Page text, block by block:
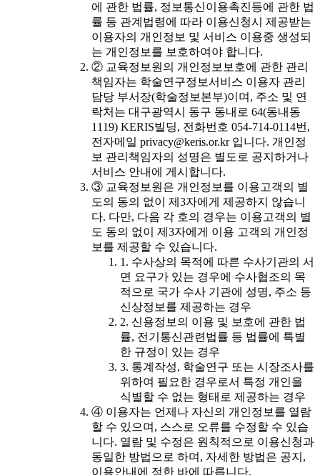
에 관한 법률, 정보통신이용촉진등에 관한 법
률 등 관계법령에 따라 이용신청시 제공받는
이용자의 개인정보 및 서비스 이용중 생성되
는 개인정보를 보호하여야 합니다.
② 교육정보원의 개인정보보호에 관한 관리
책임자는 학술연구정보서비스 이용자 관리
담당 부서장(학술정보본부)이며, 주소 및 연
락처는 대구광역시 동구 동내로 64(동내동
1119) KERIS빌딩, 전화번호 054-714-0114번,
전자메일 privacy@keris.or.kr 입니다. 개인정
보 관리책임자의 성명은 별도로 공지하거나
서비스 안내에 게시합니다.
③ 교육정보원은 개인정보를 이용고객의 별
도의 동의 없이 제3자에게 제공하지 않습니
다. 다만, 다음 각 호의 경우는 이용고객의 별
도 동의 없이 제3자에게 이용 고객의 개인정
보를 제공할 수 있습니다.
1. 수사상의 목적에 따른 수사기관의 서
면 요구가 있는 경우에 수사협조의 목
적으로 국가 수사 기관에 성명, 주소 등
신상정보를 제공하는 경우
2. 신용정보의 이용 및 보호에 관한 법
률, 전기통신관련법률 등 법률에 특별
한 규정이 있는 경우
3. 통계작성, 학술연구 또는 시장조사를
위하여 필요한 경우로서 특정 개인을
식별할 수 없는 형태로 제공하는 경우
④ 이용자는 언제나 자신의 개인정보를 열람
할 수 있으며, 스스로 오류를 수정할 수 있습
니다. 열람 및 수정은 원칙적으로 이용신청과
동일한 방법으로 하며, 자세한 방법은 공지,
이용안내에 정한 바에 따릅니다.